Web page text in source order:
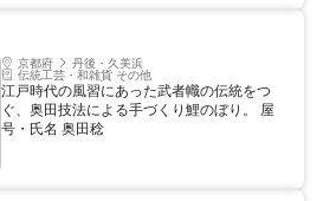
京都府 丹後・久美浜
伝統工芸・和雑貨 その他
江戸時代の風習にあった武者幟の伝統をつ
ぐ、奥田技法による手づくり鯉のぼり。 屋
号・氏名 奥田稔